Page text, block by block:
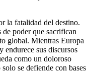
la fatalidad del destino.
de poder que sacrifican
global. Mientras Europa
endurece sus discursos
como un doloroso
se defiende con bases